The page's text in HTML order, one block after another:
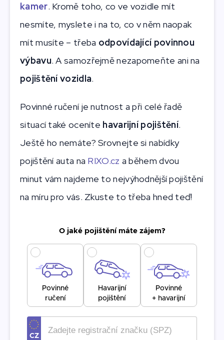
kamer. Kromě toho, co ve vozidle mít
nesmíte, myslete i na to, co v něm naopak
mít musíte – třeba odpovídající povinnou
výbavu. A samozřejmě nezapomeňte ani na
pojištění vozidla.
Povinné ručení je nutnost a při celé řadě
situací také oceníte havarijní pojištění.
Ještě ho nemáte? Srovnejte si nabídky
pojištění auta na RIXO.cz a během dvou
minut vám najdeme to nejvýhodnější pojištění
na míru pro vás. Zkuste to třeba hned teď!